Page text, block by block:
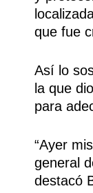
que fue
Así lo
la que
para
“Ayer
general
destacó